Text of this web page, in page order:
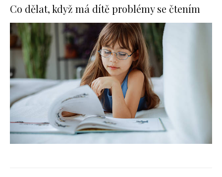
Co dělat, když má dítě problémy se čtením